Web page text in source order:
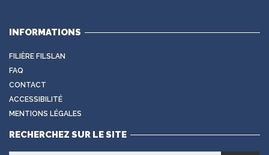
INFORMATIONS
FILIÈRE FILSLAN
FAQ
CONTACT
ACCESSIBILITÉ
MENTIONS LÉGALES
RECHERCHEZ SUR LE SITE